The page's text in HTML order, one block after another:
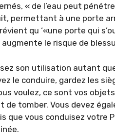
« de l’eau peut
permettant à une porte
qu ‘«une porte qui
le risque de
son utilisation autant
le conduire, gardez les
voulez, ce sont vos
de tomber. Vous devez
que vous conduisez votre